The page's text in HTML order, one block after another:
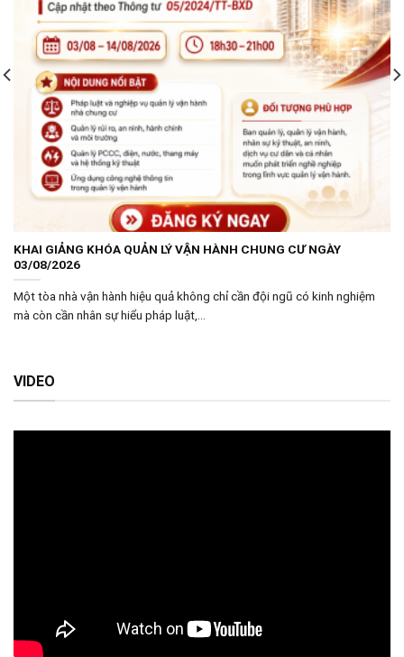
KHAI GIẢNG KHÓA QUẢN LÝ VẬN HÀNH CHUNG CƯ NGÀY
03/08/2026
Một tòa nhà vận hành hiệu quả không chỉ cần đội ngũ có kinh nghiệm
mà còn cần nhân sự hiểu pháp luật,...
VIDEO